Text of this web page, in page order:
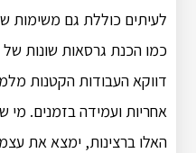
לעיתים כוללת גם משימות
כמו הכנת גרסאות שונות של
דווקא העבודות הקטנות
אחריות ועמידה בזמנים.
האלו ברצינות, ימצא את